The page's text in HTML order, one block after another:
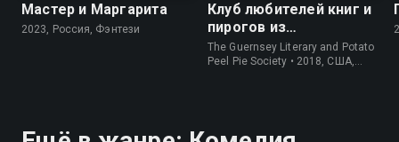
Мастер и Маргарита
2023, Россия, Фэнтези
Клуб любителей книг и
пирогов из
картофельных
очистков
The Guernsey Literary and Potato
Peel Pie Society • 2018, США,